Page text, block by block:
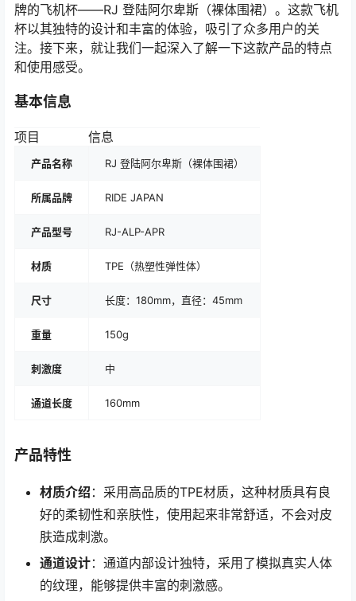
牌的飞机杯——RJ 登陆阿尔卑斯（裸体围裙）。这款飞机
杯以其独特的设计和丰富的体验，吸引了众多用户的关
注。接下来，就让我们一起深入了解一下这款产品的特点
和使用感受。
基本信息
项目 信息
产品名称 RJ 登陆阿尔卑斯（裸体围裙）
所属品牌 RIDE JAPAN
产品型号 RJ-ALP-APR
材质 TPE（热塑性弹性体）
尺寸 长度：180mm，直径：45mm
重量 150g
刺激度 中
通道长度 160mm
产品特性
材质介绍 ：采用高品质的TPE材质，这种材质具有良
好的柔韧性和亲肤性，使用起来非常舒适，不会对皮
肤造成刺激。
通道设计：通道内部设计独特，采用了模拟真实人体
的纹理，能够提供丰富的刺激感。